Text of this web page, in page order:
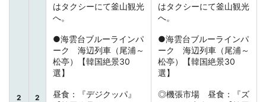
2 2
はタクシーにて釜山観光
へ。
●海雲台ブルーラインパ
ーク 海辺列車（尾浦～
松亭）【韓国絶景30
選】
昼食：『デジクッパ』
はタクシーにて釜山観光
へ。
●海雲台ブルーラインパ
ーク 海辺列車（尾浦～
松亭）【韓国絶景30
選】
◎機張市場 昼食：『ズ